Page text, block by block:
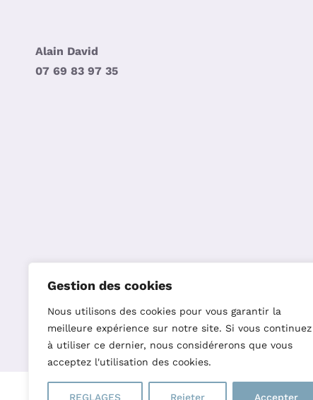
Gestion des cookies
Nous utilisons des cookies pour vous garantir la
meilleure expérience sur notre site. Si vous continuez
à utiliser ce dernier, nous considérerons que vous
acceptez l'utilisation des cookies.
REGLAGES Rejeter Accepter
Alain David
07 69 83 97 35
Copyright 2023 – L’Oiseau